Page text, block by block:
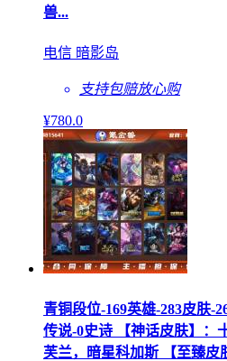
兽...
电信 暗影岛
支持包赔放心购
¥780.0
青铜段位-169英雄-283皮肤-
传说-0史诗 【神话皮肤】：
芙兰，暗星科加斯 【至臻皮